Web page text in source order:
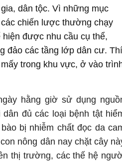
dân tộc. Vì những mục
chiến lược thường chạy
được nhu cầu cụ thể,
đảo các tầng lớp dân cư. Thí
trong khu vực, ở vào
hằng giờ sử dụng
đủ các loại bệnh tật
bị nhiễm chất đọc da
nông dân nay chặt cây
thị trường, các thế hệ